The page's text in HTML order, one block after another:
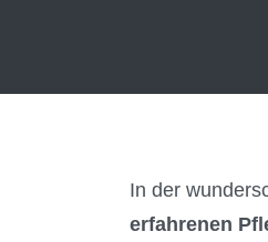
In der
erfahrenen